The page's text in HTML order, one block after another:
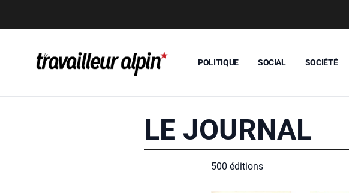
POLITIQUE SOCIAL SOCIÉTÉ
LE JOURNAL
500 édi­tions